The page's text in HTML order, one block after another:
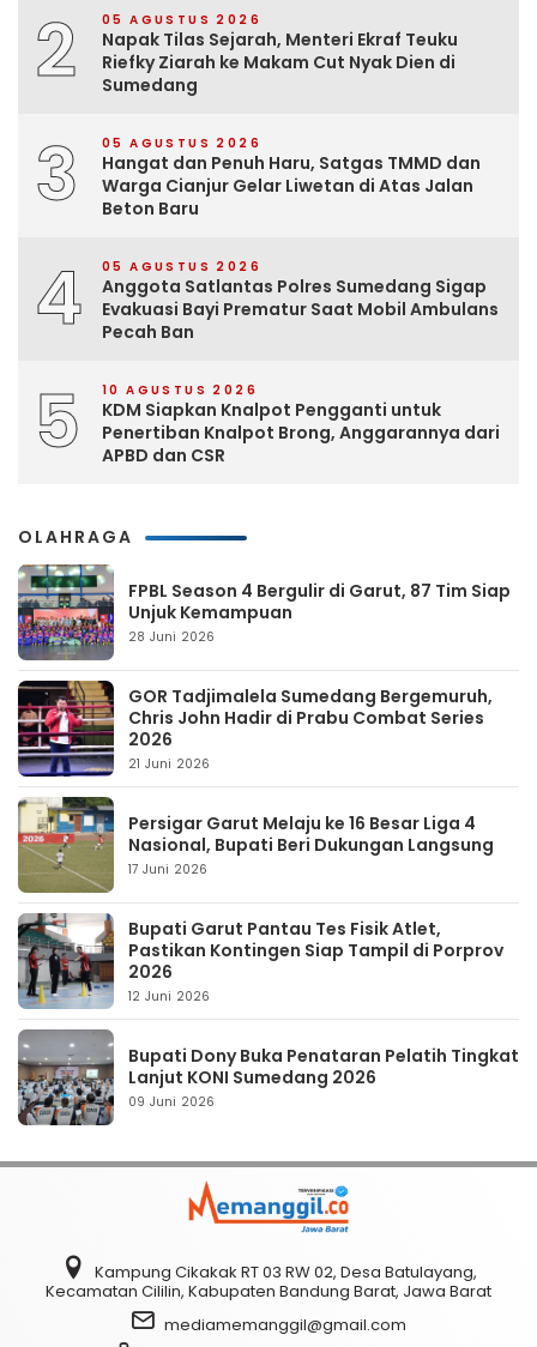
2 05 AGUSTUS 2026
Napak Tilas Sejarah, Menteri Ekraf Teuku
Riefky Ziarah ke Makam Cut Nyak Dien di
Sumedang
3 05 AGUSTUS 2026
Hangat dan Penuh Haru, Satgas TMMD dan
Warga Cianjur Gelar Liwetan di Atas Jalan
Beton Baru
4 05 AGUSTUS 2026
Anggota Satlantas Polres Sumedang Sigap
Evakuasi Bayi Prematur Saat Mobil Ambulans
Pecah Ban
5 10 AGUSTUS 2026
KDM Siapkan Knalpot Pengganti untuk
Penertiban Knalpot Brong, Anggarannya dari
APBD dan CSR
OLAHRAGA
FPBL Season 4 Bergulir di Garut, 87 Tim Siap
Unjuk Kemampuan
28 Juni 2026
GOR Tadjimalela Sumedang Bergemuruh,
Chris John Hadir di Prabu Combat Series
2026
21 Juni 2026
Persigar Garut Melaju ke 16 Besar Liga 4
Nasional, Bupati Beri Dukungan Langsung
17 Juni 2026
Bupati Garut Pantau Tes Fisik Atlet,
Pastikan Kontingen Siap Tampil di Porprov
2026
12 Juni 2026
Bupati Dony Buka Penataran Pelatih Tingkat
Lanjut KONI Sumedang 2026
09 Juni 2026
Kampung Cikakak RT 03 RW 02, Desa Batulayang,
Kecamatan Cililin, Kabupaten Bandung Barat, Jawa Barat
mediamemanggil@gmail.com